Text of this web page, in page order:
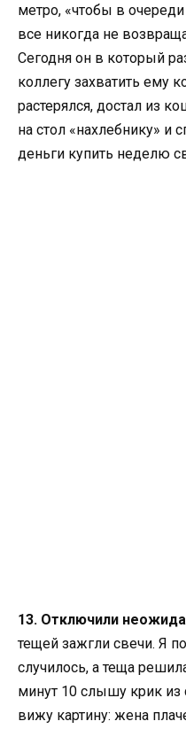
метро, «чтобы в очереди
все никогда не
Сегодня он в который
коллегу захватить ему
растерялся, достал из
на стол «нахлебнику» и
деньги купить неделю
13. Отключили
тещей зажгли свечи. Я
случилось, а теща
минут 10 слышу крик из
вижу картину: жена